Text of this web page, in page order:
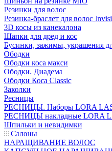
Резинки для волос
Резинка-браслет для волос
3D косы из канекалона
Шапки для дред и кос
Бусинки, зажимы, украшения
Ободки
Ободки коса макси
Ободки. Диадема
Ободки Коса Classic
Заколки
Ресницы
РЕСНИЦЫ. Наборы LORA
РЕСНИЦЫ накладные LORA
Шпильки и невидимки
Салоны
НАРАЩИВАНИЕ ВОЛОС